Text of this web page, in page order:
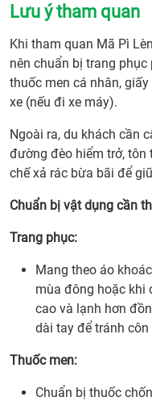
Lưu ý tham quan
Khi tham quan Mã Pì
nên chuẩn bị trang
thuốc men cá nhân,
xe (nếu đi xe máy).
Ngoài ra, du khách cần
đường đèo hiểm trở, tôn
chế xả rác bừa bãi để
Chuẩn bị vật dụng cần
Trang phục:
Mang theo áo
mùa đông hoặc khi
cao và lạnh hơn
dài tay để tránh
Thuốc men:
Chuẩn bị thuốc